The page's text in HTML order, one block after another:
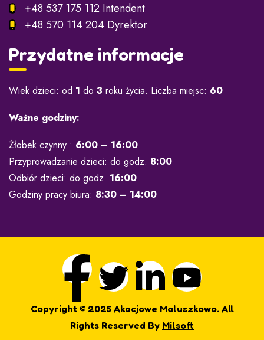
+48 537 175 112 Intendent
+48 570 114 204 Dyrektor
Przydatne informacje
Wiek dzieci: od 1 do 3 roku życia. Liczba miejsc: 60
Ważne godziny:
Żłobek czynny : 6:00 – 16:00
Przyprowadzanie dzieci: do godz. 8:00
Odbiór dzieci: do godz. 16:00
Godziny pracy biura: 8:30 – 14:00
Copyright © 2025 Akacjowe Maluszkowo. All
Rights Reserved By Milsoft